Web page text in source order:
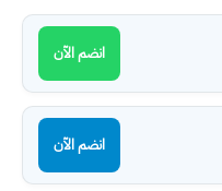
انضم الآن
انضم الآن